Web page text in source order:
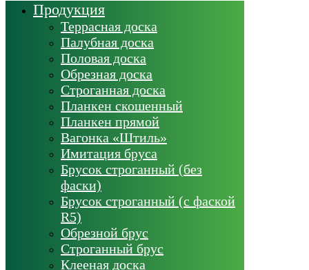
Продукция
Террасная доска
Палубная доска
Половая доска
Обрезная доска
Строганная доска
Планкен скошенный
Планкен прямой
Вагонка «Штиль»
Имитация бруса
Брусок строганный (без
фаски)
Брусок строганный (с фаской
R5)
Обрезной брус
Строганный брус
Клееная доска